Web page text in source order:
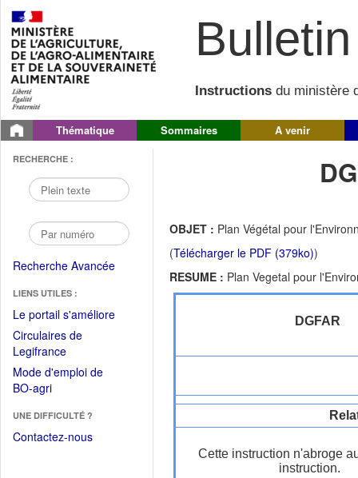
Instructions du ministère
Thématique Sommaires A venir
RECHERCHE :
Recherche Avancée
LIENS UTILES :
Le portail s'améliore(Fichier
Circulaires de
Legifrance(Ouvrir
dans
une
fenêtre)
Mode d'emploi de
BO-agri(Ouvrir
une
nouvelle
UNE DIFFICULTÉ ?
Contactez-nous
OBJET : Plan Végétal pour
(Télécharger le PDF (379ko))
RESUME : Plan Vegetal pour
DGFAR
Cette instruction n'abroge
instruction.